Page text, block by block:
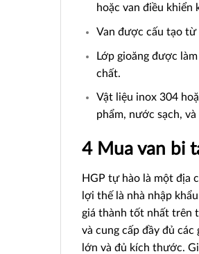
hoặc van điều khiển
Van được cấu tạo từ
Lớp gioăng được
chất.
Vật liệu inox 304
phẩm, nước sạch,
4 Mua van bi
HGP tự hào là một địa
lợi thế là nhà nhập
giá thành tốt nhất trên
và cung cấp đầy đủ
lớn và đủ kích thước.